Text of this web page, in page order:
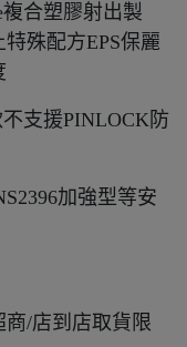
複合塑膠射出製
殊配方EPS保麗
支援PINLOCK防
加強型等安
商/店到店取貨限